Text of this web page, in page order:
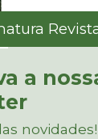
a
novidades!